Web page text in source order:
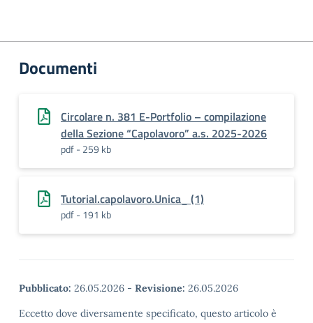
Documenti
Circolare n. 381 E-Portfolio – compilazione
della Sezione “Capolavoro” a.s. 2025-2026
pdf - 259 kb
Tutorial.capolavoro.Unica_ (1)
pdf - 191 kb
Pubblicato: 26.05.2026 - Revisione: 26.05.2026
Eccetto dove diversamente specificato, questo articolo è